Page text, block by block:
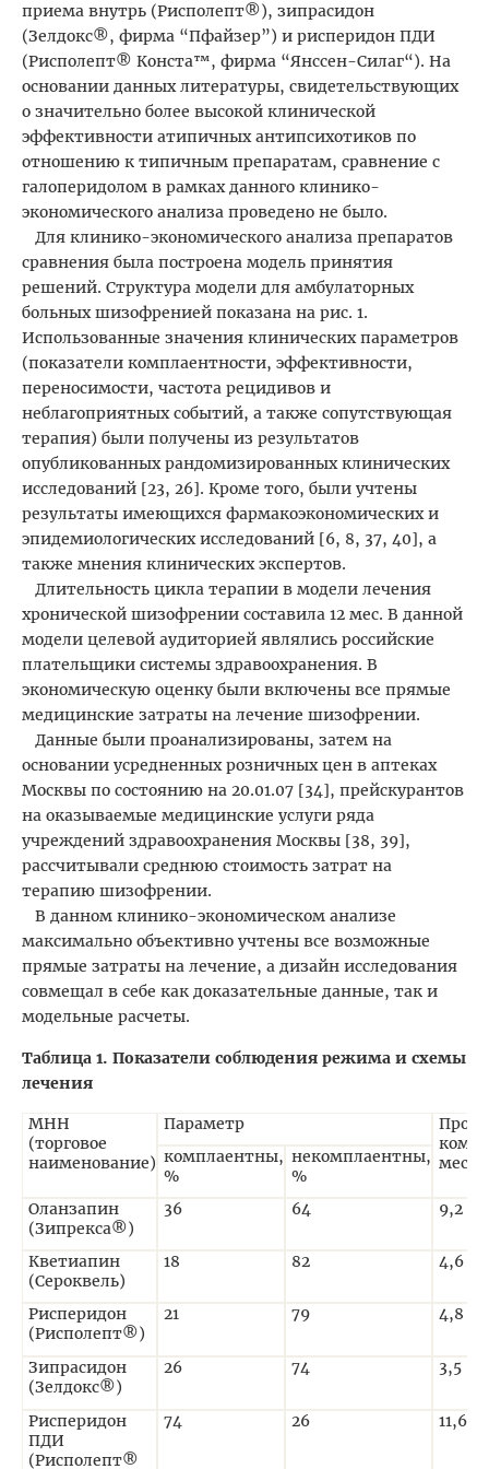
приема внутрь (Рисполепт®), зипрасидон
(Зелдокс®, фирма “Пфайзер”) и рисперидон ПДИ
(Рисполепт® Конста™, фирма “Янссен-Силаг“). На
основании данных литературы, свидетельствующих
о значительно более высокой клинической
эффективности атипичных антипсихотиков по
отношению к типичным препаратам, сравнение с
галоперидолом в рамках данного клинико-
экономического анализа проведено не было.
Для клинико-экономического анализа препаратов
сравнения была построена модель принятия
решений. Структура модели для амбулаторных
больных шизофренией показана на рис. 1.
Использованные значения клинических параметров
(показатели комплаентности, эффективности,
переносимости, частота рецидивов и
неблагоприятных событий, а также сопутствующая
терапия) были получены из результатов
опубликованных рандомизированных клинических
исследований [23, 26]. Кроме того, были учтены
результаты имеющихся фармакоэкономических и
эпидемиологических исследований [6, 8, 37, 40], а
также мнения клинических экспертов.
Длительность цикла терапии в модели лечения
хронической шизофрении составила 12 мес. В данной
модели целевой аудиторией являлись российские
плательщики системы здравоохранения. В
экономическую оценку были включены все прямые
медицинские затраты на лечение шизофрении.
Данные были проанализированы, затем на
основании усредненных розничных цен в аптеках
Москвы по состоянию на 20.01.07 [34], прейскурантов
на оказываемые медицинские услуги ряда
учреждений здравоохранения Москвы [38, 39],
рассчитывали среднюю стоимость затрат на
терапию шизофрении.
В данном клинико-экономическом анализе
максимально объективно учтены все возможные
прямые затраты на лечение, а дизайн исследования
совмещал в себе как доказательные данные, так и
модельные расчеты.
Таблица 1. Показатели соблюдения режима и схемы
лечения
МНН
(торговое
наименование)
Параметр
мес
комплаентны,
%
некомплаентны,
%
Оланзапин
(Зипрекса®)
36 64 9,2
Кветиапин
(Сероквель)
18 82 4,6
Рисперидон
(Рисполепт®)
21 79 4,8
Зипрасидон
(Зелдокс®)
26 74 3,5
Рисперидон
ПДИ
(Рисполепт®
74 26 11,6